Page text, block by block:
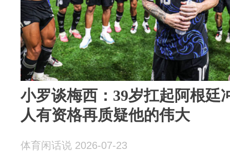
小罗谈梅西：39岁扛起阿根廷
人有资格再质疑他的伟大
体育闲话说 2026-07-23